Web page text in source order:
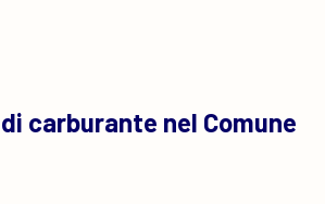
carburante nel Comune